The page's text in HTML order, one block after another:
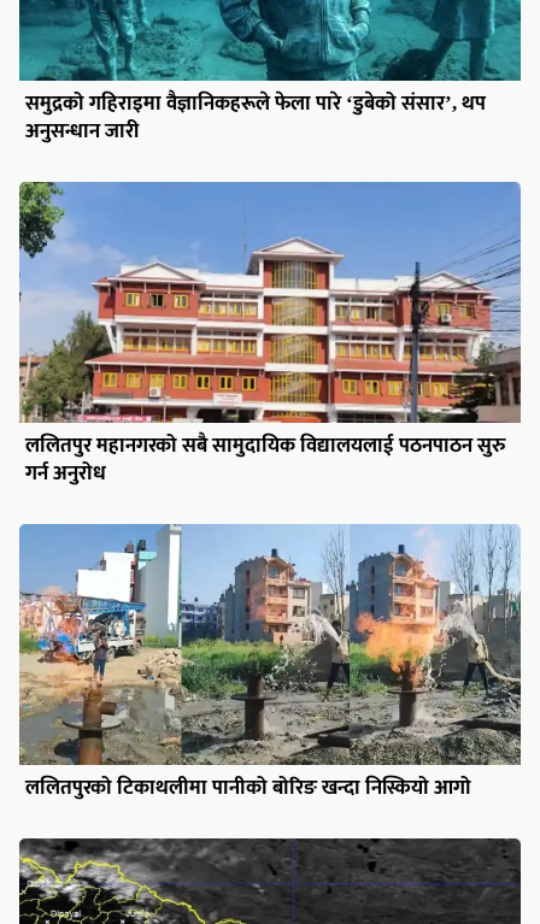
समुद्रको गहिराइमा वैज्ञानिकहरूले फेला पारे ‘डुबेको संसार’, थप
अनुसन्धान जारी
ललितपुर महानगरको सबै सामुदायिक विद्यालयलाई पठनपाठन सुरु
गर्न अनुरोध
ललितपुरको टिकाथलीमा पानीको बोरिङ खन्दा निस्कियो आगो